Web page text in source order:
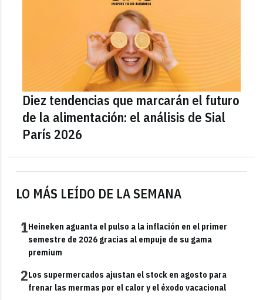
LO MÁS LEÍDO DE LA SEMANA
1Heineken aguanta el pulso a la inflación en el primer
semestre de 2026 gracias al empuje de su gama
premium
2Los supermercados ajustan el stock en agosto para
frenar las mermas por el calor y el éxodo vacacional
Diez tendencias que marcarán el futuro
de la alimentación: el análisis de Sial
París 2026